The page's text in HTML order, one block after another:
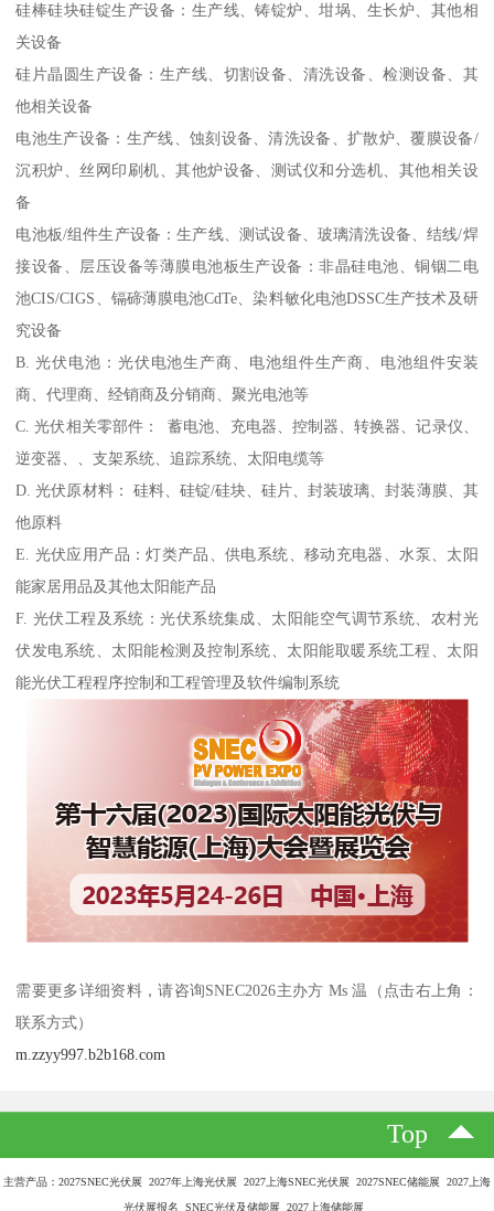
硅棒硅块硅锭生产设备：生产线、铸锭炉、坩埚、生长炉、其他相
关设备
硅片晶圆生产设备：生产线、切割设备、清洗设备、检测设备、其
他相关设备
电池生产设备：生产线、蚀刻设备、清洗设备、扩散炉、覆膜设备/
沉积炉、丝网印刷机、其他炉设备、测试仪和分选机、其他相关设
备
电池板/组件生产设备：生产线、测试设备、玻璃清洗设备、结线/焊
接设备、层压设备等薄膜电池板生产设备：非晶硅电池、铜铟二电
池CIS/CIGS、镉碲薄膜电池CdTe、染料敏化电池DSSC生产技术及研
究设备
B. 光伏电池：光伏电池生产商、电池组件生产商、电池组件安装
商、代理商、经销商及分销商、聚光电池等
C. 光伏相关零部件： 蓄电池、充电器、控制器、转换器、记录仪、
逆变器、、支架系统、追踪系统、太阳电缆等
D. 光伏原材料： 硅料、硅锭/硅块、硅片、封装玻璃、封装薄膜、其
他原料
E. 光伏应用产品：灯类产品、供电系统、移动充电器、水泵、太阳
能家居用品及其他太阳能产品
F. 光伏工程及系统：光伏系统集成、太阳能空气调节系统、农村光
伏发电系统、太阳能检测及控制系统、太阳能取暖系统工程、太阳
能光伏工程程序控制和工程管理及软件编制系统
需要更多详细资料，请咨询SNEC2026主办方 Ms 温（点击右上角：
联系方式）
m.zzyy997.b2b168.com
Top
主营产品：2027SNEC光伏展 2027年上海光伏展 2027上海SNEC光伏展 2027SNEC储能展 2027上海
光伏展报名 SNEC光伏及储能展 2027上海储能展